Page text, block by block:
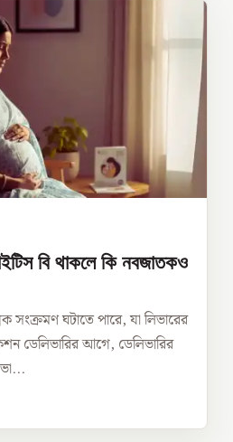
বি থাকলে কি নবজাতকও
সংক্রমণ ঘটাতে পারে, যা লিভারের
ডেলিভারির আগে, ডেলিভারির